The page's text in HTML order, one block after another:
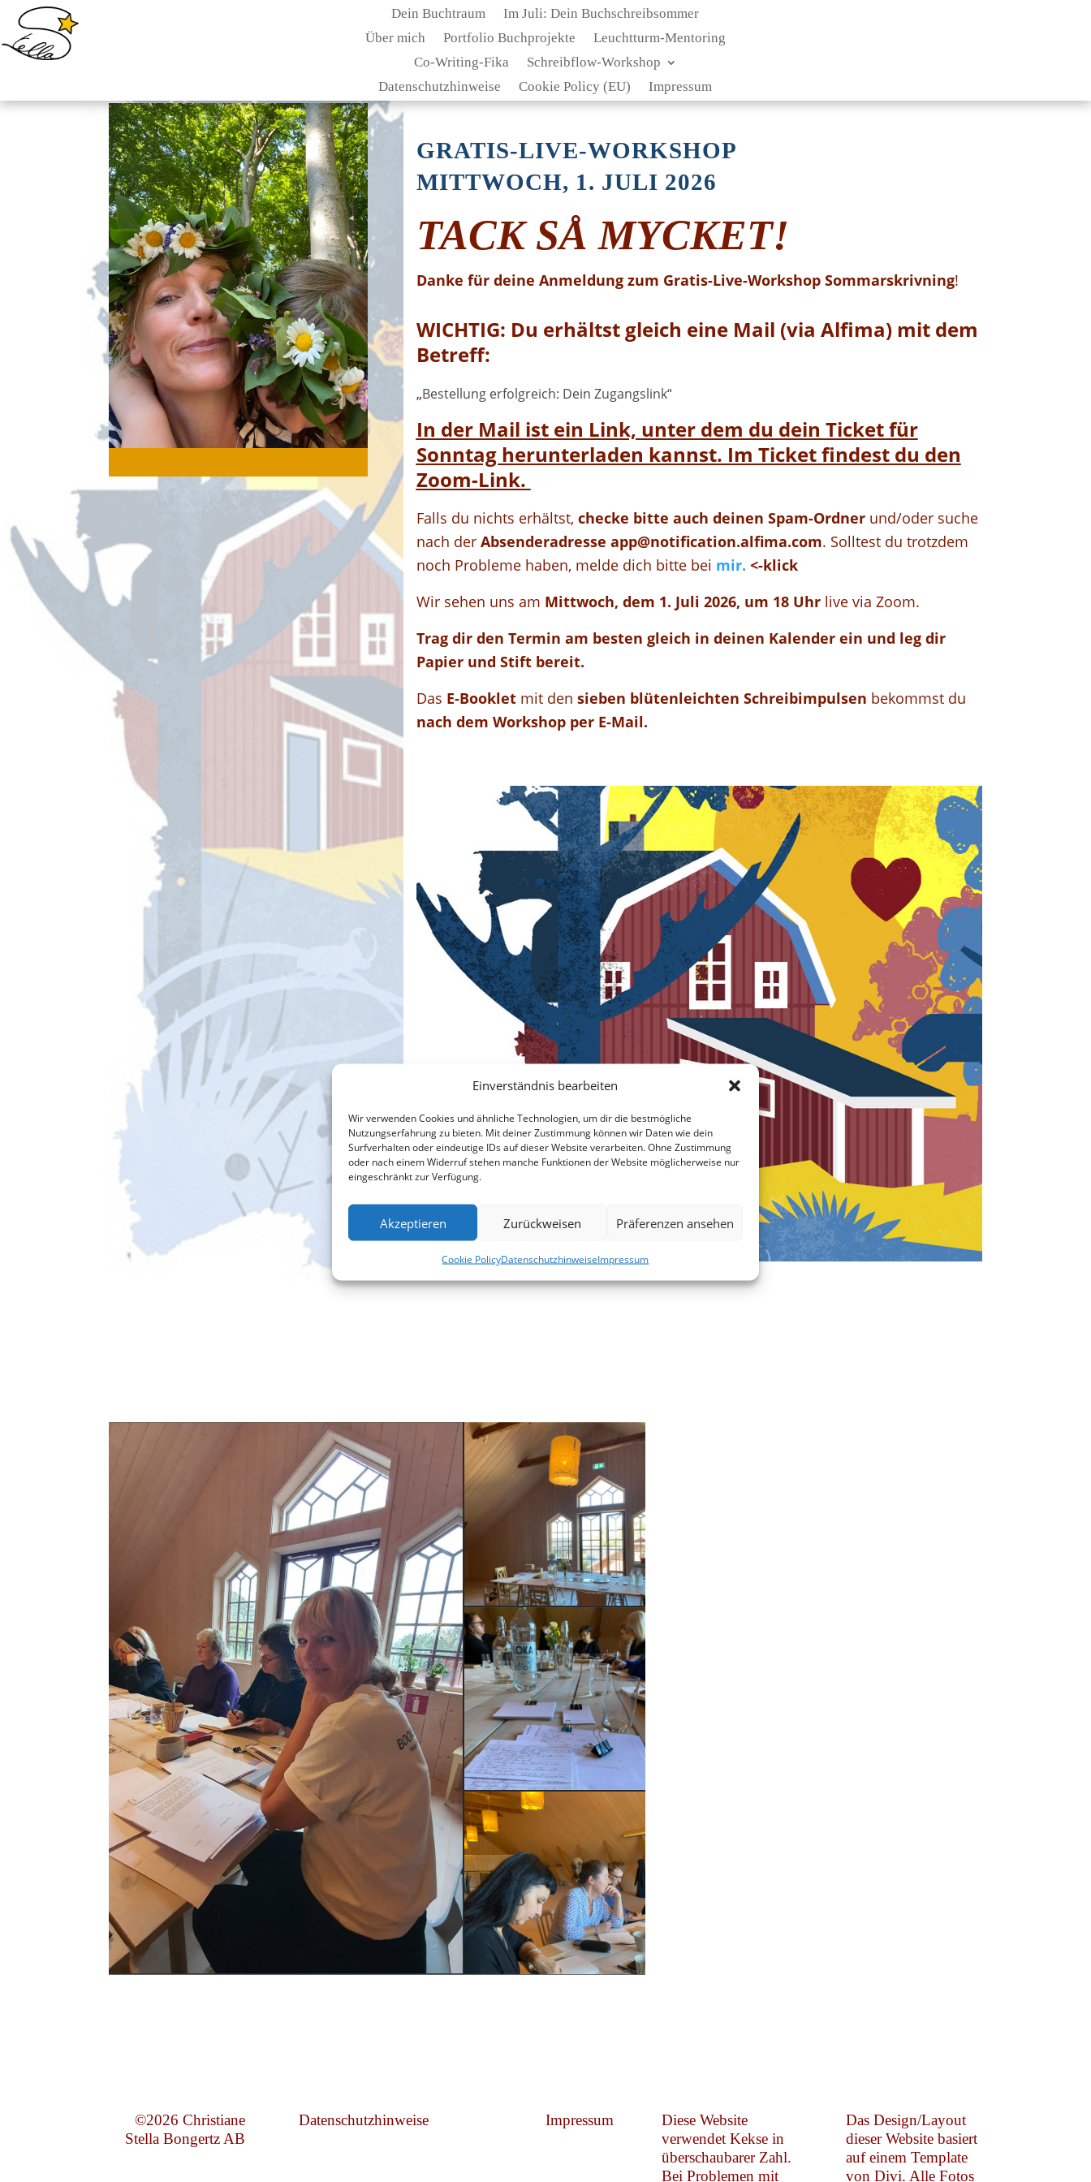
Einverständnis bearbeiten
Wir verwenden Cookies und ähnliche Technologien, um dir die bestmögliche
Nutzungserfahrung zu bieten. Mit deiner Zustimmung können wir Daten wie dein
Surfverhalten oder eindeutige IDs auf dieser Website verarbeiten. Ohne Zustimmung
oder nach einem Widerruf stehen manche Funktionen der Website möglicherweise nur
eingeschränkt zur Verfügung.
Akzeptieren Zurückweisen Präferenzen ansehen
Cookie PolicyDatenschutzhinweiseImpressum
Dein Buchtraum
Im Juli: Dein Buchschreibsommer
Über mich
Portfolio Buchprojekte
Leuchtturm-Mentoring
Co-Writing-Fika
Schreibflow-Workshop
Datenschutzhinweise
Cookie Policy (EU) Impressum
GRATIS-LIVE-WORKSHOP
MITTWOCH, 1. JULI 2026
TACK SÅ MYCKET!
Danke für deine Anmeldung zum Gratis-Live-Workshop Sommarskrivning!
WICHTIG: Du erhältst gleich eine Mail (via Alfima) mit dem
Betreff:
„Bestellung erfolgreich: Dein Zugangslink“
In der Mail ist ein Link, unter dem du dein Ticket für
Sonntag herunterladen kannst. Im Ticket findest du den
Zoom-Link.
Falls du nichts erhältst, checke bitte auch deinen Spam-Ordnerund/oder suche
nach der Absenderadresse app@notification.alfima.com. Solltest du trotzdem
noch Probleme haben, melde dich bitte bei mir. <-klick
Wir sehen uns am Mittwoch, dem 1. Juli 2026, um 18 Uhrlive via Zoom.
Trag dir den Termin am besten gleich in deinen Kalender ein und leg dir
Papier und Stift bereit.
Das E-Booklet mit den sieben blütenleichten Schreibimpulsen bekommst du
nach dem Workshop per E-Mail.
©2026 Christiane
Stella Bongertz AB
Datenschutzhinweise Impressum
Diese Website
verwendet Kekse in
überschaubarer Zahl.
Bei Problemen mit
Das Design/Layout
dieser Website basiert
auf einem Template
von Divi. Alle Fotos